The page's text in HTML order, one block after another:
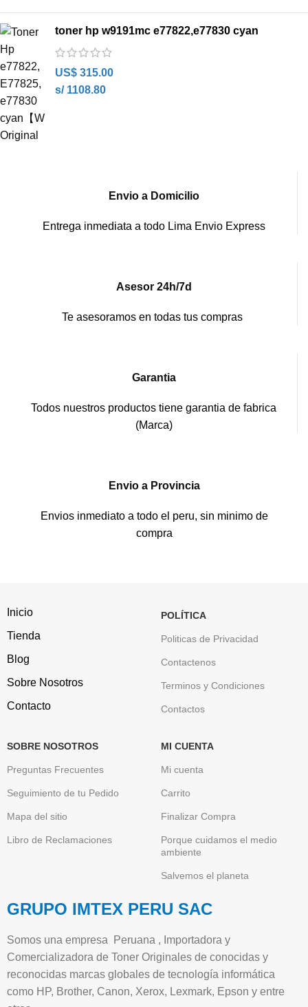
toner hp w9191mc e77822,e77830 cyan
US$ 315.00
s/ 1108.80
Envio a Domicilio
Entrega inmediata a todo Lima Envio Express
Asesor 24h/7d
Te asesoramos en todas tus compras
Garantia
Todos nuestros productos tiene garantia de fabrica
(Marca)
Envio a Provincia
Envios inmediato a todo el peru, sin minimo de
compra
Inicio
Tienda
Blog
Sobre Nosotros
Contacto
POLÍTICA
Politicas de Privacidad
Contactenos
Terminos y Condiciones
Contactos
SOBRE NOSOTROS
Preguntas Frecuentes
Seguimiento de tu Pedido
Mapa del sitio
Libro de Reclamaciones
MI CUENTA
Mi cuenta
Carrito
Finalizar Compra
Porque cuidamos el medio
ambiente
Salvemos el planeta
GRUPO IMTEX PERU SAC
Somos una empresa Peruana , Importadora y
Comercializadora de Toner Originales de conocidas y
reconocidas marcas globales de tecnología informática
como HP, Brother, Canon, Xerox, Lexmark, Epson y entre